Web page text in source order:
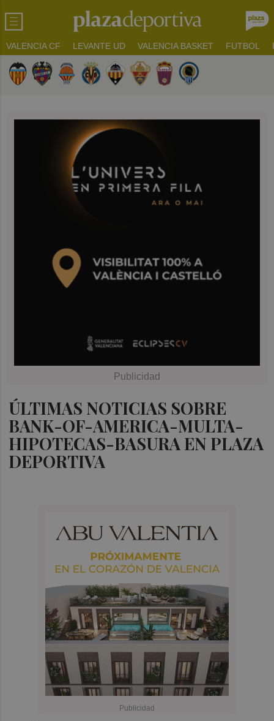
VALENCIA CF LEVANTE UD VALENCIA BASKET FUTBOL
ÚLTIMAS NOTICIAS SOBRE
BANK-OF-AMERICA-MULTA-
HIPOTECAS-BASURA EN PLAZA
DEPORTIVA